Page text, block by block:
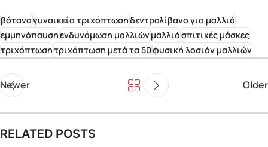
βόταναγυναικεία τριχόπτωσηδεντρολίβανο για μαλλιά
εμμηνόπαυσηενδυνάμωση μαλλιώνμαλλιάσπιτικές μάσκες
τριχόπτωσητριχόπτωση μετά τα 50φυσική λοσιόν μαλλιών
Newer Older
RELATED POSTS